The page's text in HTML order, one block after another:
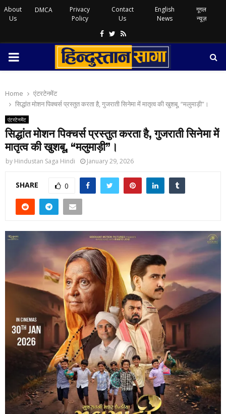
About
Us
DMCA
Privacy
Policy
Contact
Us
English
News
गूगल
न्यूज़
Facebook
Twitter
Rss
PRIMARY
Home
एंटरटेनमेंट
सिद्धांत मोशन पिक्चर्स प्रस्तुत करता है, गुजराती सिनेमा में मातृत्व की खुशबू, “मलुमाड़ी”।
एंटरटेनमेंट
सिद्धांत मोशन पिक्चर्स प्रस्तुत करता है, गुजराती सिनेमा में
मातृत्व की खुशबू, “मलुमाड़ी”।
by Hindustan Saga Hindi January 29, 2026
SHARE 0